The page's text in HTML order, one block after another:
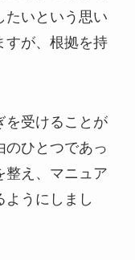
たいという思い
すが、根拠を持
を受けることが
のひとつであっ
整え、マニュア
ようにしまし